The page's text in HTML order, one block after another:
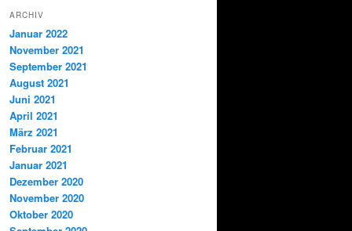
ARCHIV
Januar 2022
November 2021
September 2021
August 2021
Juni 2021
April 2021
März 2021
Februar 2021
Januar 2021
Dezember 2020
November 2020
Oktober 2020